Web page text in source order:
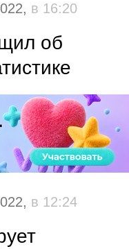
в 16:20
об
в 12:24